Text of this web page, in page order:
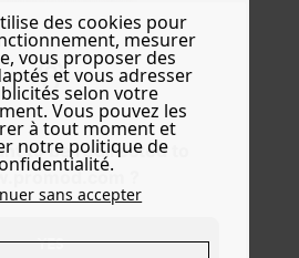
to be redirected to
?
YES
des cookies pour
mesurer
vous proposer des
et vous adresser
selon votre
Vous pouvez les
à tout moment et
notre politique de
sans accepter